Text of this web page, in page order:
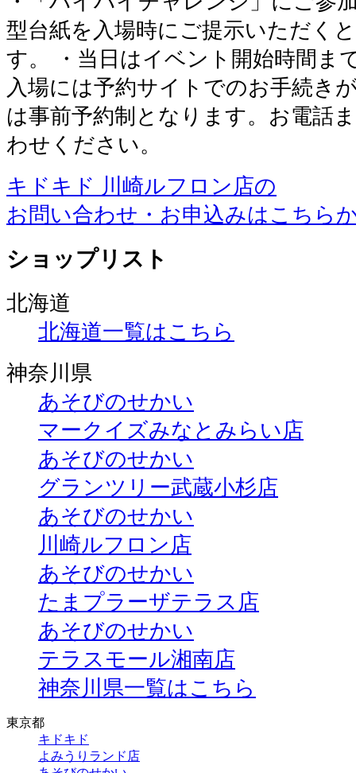
型台紙を入場時にご提示いただく
す。 ・当日はイベント開始時間ま
入場には予約サイトでのお手続き
は事前予約制となります。お電話
わせください。
キドキド 川崎ルフロン店の
お問い合わせ・お申込みはこちら
ショップリスト
北海道
北海道一覧はこちら
神奈川県
あそびのせかい
マークイズみなとみらい店
あそびのせかい
グランツリー武蔵小杉店
あそびのせかい
川崎ルフロン店
あそびのせかい
たまプラーザテラス店
あそびのせかい
テラスモール湘南店
神奈川県一覧はこちら
東京都
キドキド
よみうりランド店